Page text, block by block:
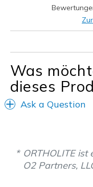
Geeignete
Walking 2+ miles a day
Width
Sizing
View On Shoes
Was
dieses
Ask a Question
ORTHOLITE
O2 Partners,